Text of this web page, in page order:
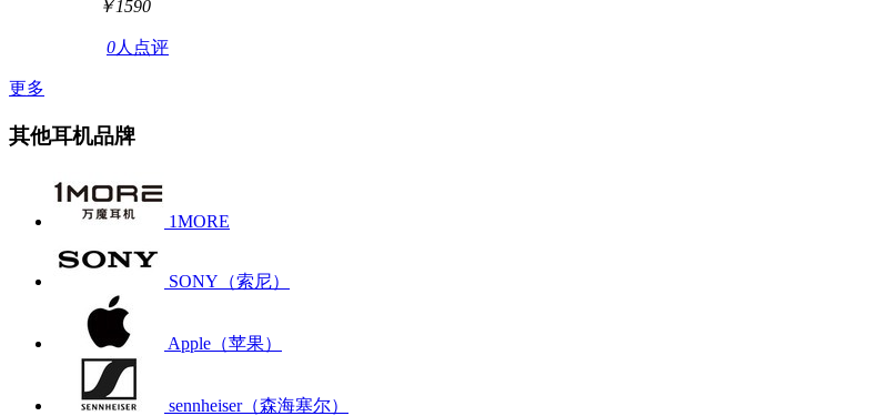
￥1590
0人点评
更多
其他耳机品牌
1MORE
SONY（索尼）
Apple（苹果）
sennheiser（森海塞尔）